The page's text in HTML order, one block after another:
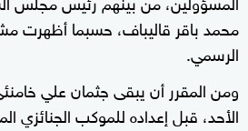
محمد باقر قاليباف، حسبما أظهرت
الرسمي.
ومن المقرر أن يبقى جثمان علي
الأحد، قبل إعداده للموكب الجنائزي